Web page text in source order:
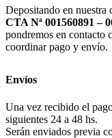
Depositando en nuestra
CTA Nª 001560891 –
pondremos en contacto
coordinar pago y envío.
Envíos
Una vez recibido el
siguientes 24 a 48 hs.
Serán enviados previa